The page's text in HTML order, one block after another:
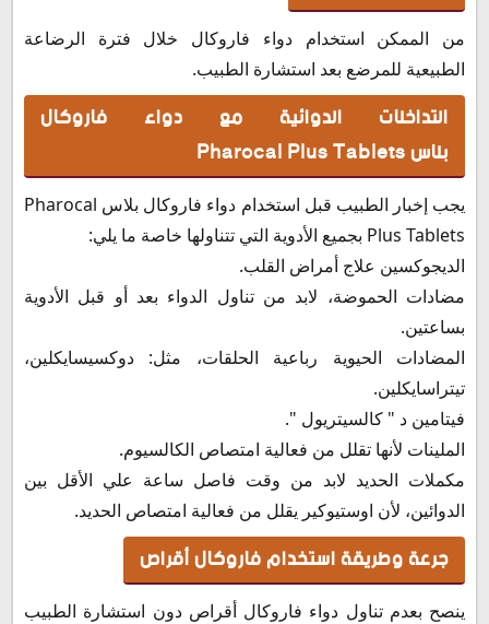
من الممكن استخدام دواء فاروكال خلال فترة الرضاعة
الطبيعية للمرضع بعد استشارة الطبيب.
التداخلات الدوائية مع دواء فاروكال
بلاس Pharocal Plus Tablets
يجب إخبار الطبيب قبل استخدام دواء فاروكال بلاس Pharocal
Plus Tablets بجميع الأدوية التي تتناولها خاصة ما يلي:
الديجوكسين علاج أمراض القلب.
مضادات الحموضة، لابد من تناول الدواء بعد أو قبل الأدوية
بساعتين.
المضادات الحيوية رباعية الحلقات، مثل: دوكسيسايكلين،
تيتراسايكلين.
فيتامين د " كالسيتريول ".
الملينات لأنها تقلل من فعالية امتصاص الكالسيوم.
مكملات الحديد لابد من وقت فاصل ساعة علي الأقل بين
الدوائين، لأن اوستيوكير يقلل من فعالية امتصاص الحديد.
جرعة وطريقة استخدام فاروكال أقراص
ينصح بعدم تناول دواء فاروكال أقراص دون استشارة الطبيب